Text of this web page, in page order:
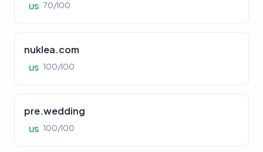
US 70/100
nuklea.com
US 100/100
pre.wedding
US 100/100